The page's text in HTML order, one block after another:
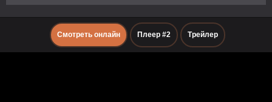
Смотреть онлайн Плеер #2 Трейлер